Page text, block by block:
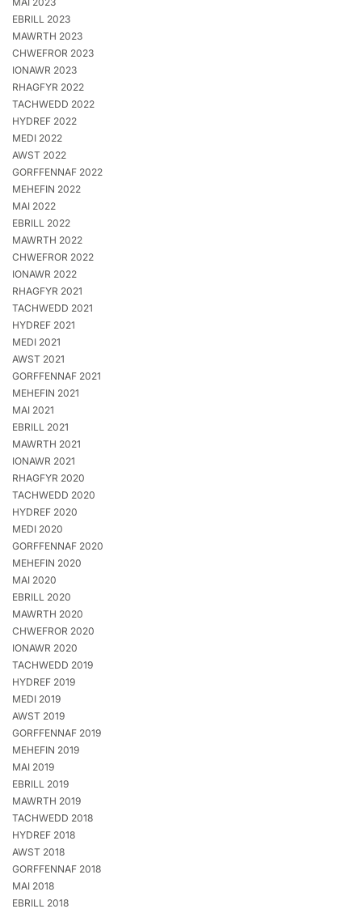
EBRILL 2023
MAWRTH 2023
CHWEFROR 2023
IONAWR 2023
RHAGFYR 2022
TACHWEDD 2022
HYDREF 2022
MEDI 2022
AWST 2022
GORFFENNAF 2022
MEHEFIN 2022
MAI 2022
EBRILL 2022
MAWRTH 2022
CHWEFROR 2022
IONAWR 2022
RHAGFYR 2021
TACHWEDD 2021
HYDREF 2021
MEDI 2021
AWST 2021
GORFFENNAF 2021
MEHEFIN 2021
MAI 2021
EBRILL 2021
MAWRTH 2021
IONAWR 2021
RHAGFYR 2020
TACHWEDD 2020
HYDREF 2020
MEDI 2020
GORFFENNAF 2020
MEHEFIN 2020
MAI 2020
EBRILL 2020
MAWRTH 2020
CHWEFROR 2020
IONAWR 2020
TACHWEDD 2019
HYDREF 2019
MEDI 2019
AWST 2019
GORFFENNAF 2019
MEHEFIN 2019
MAI 2019
EBRILL 2019
MAWRTH 2019
TACHWEDD 2018
HYDREF 2018
AWST 2018
GORFFENNAF 2018
MAI 2018
EBRILL 2018